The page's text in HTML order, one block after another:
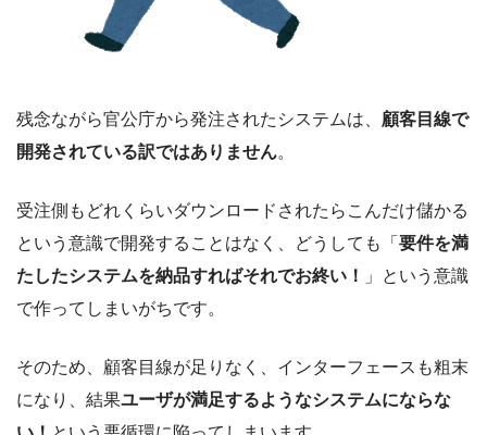
残念ながら官公庁から発注されたシステムは、 顧客目線で
開発されている訳ではありません。
受注側もどれくらいダウンロードされたらこんだけ儲かる
という意識で開発することはなく、どうしても「 要件を満
たしたシステムを納品すればそれでお終い！
」という意識
で作ってしまいがちです。
そのため、顧客目線が足りなく、インターフェースも粗末
になり、結果ユーザが満足するようなシステムにならな